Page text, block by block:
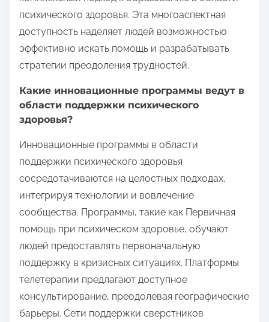
психического здоровья. Эта многоаспектная
доступность наделяет людей возможностью
эффективно искать помощь и разрабатывать
стратегии преодоления трудностей.
Какие инновационные программы ведут в
области поддержки психического
здоровья?
Инновационные программы в области
поддержки психического здоровья
сосредотачиваются на целостных подходах,
интегрируя технологии и вовлечение
сообщества. Программы, такие как Первичная
помощь при психическом здоровье, обучают
людей предоставлять первоначальную
поддержку в кризисных ситуациях. Платформы
телетерапии предлагают доступное
консультирование, преодолевая географические
барьеры. Сети поддержки сверстников